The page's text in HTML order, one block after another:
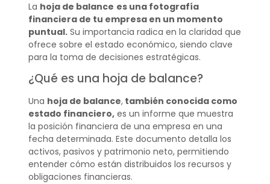
La hoja de balance es una fotografía
financiera de tu empresa en un momento
puntual.Su importancia radica en la claridad que
ofrece sobre el estado económico, siendo clave
para la toma de decisiones estratégicas.
¿Qué es una hoja de balance?
Una hoja de balance,también conocida como
estado financiero,es un informe que muestra
la posición financiera de una empresa en una
fecha determinada. Este documento detalla los
activos, pasivos y patrimonio neto, permitiendo
entender cómo están distribuidos los recursos y
obligaciones financieras.